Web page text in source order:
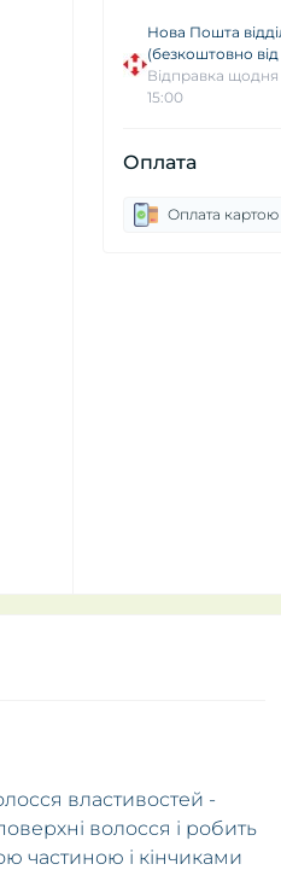
Нова Пошта
(безкоштовно
Відправка
15:00
Оплата
Оплата картою
властивостей -
волосся і робить
частиною і кінчиками